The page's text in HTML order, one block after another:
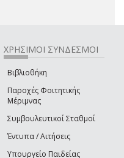
ΧΡΗΣΙΜΟΙ ΣΥΝΔΕΣΜΟΙ
Βιβλιοθήκη
Παροχές Φοιτητικής
Μέριμνας
Συμβουλευτικοί Σταθμοί
Έντυπα / Αιτήσεις
Υπουργείο Παιδείας